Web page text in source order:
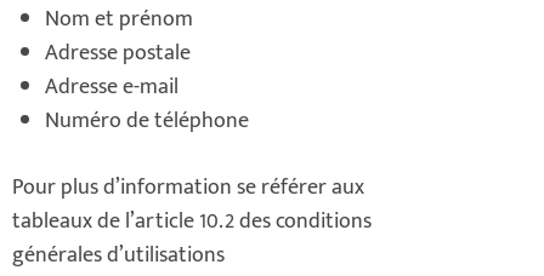
Nom et prénom
Adresse postale
Adresse e-mail
Numéro de téléphone
Pour plus d’information se référer aux
tableaux de l’article 10.2 des conditions
générales d’utilisations